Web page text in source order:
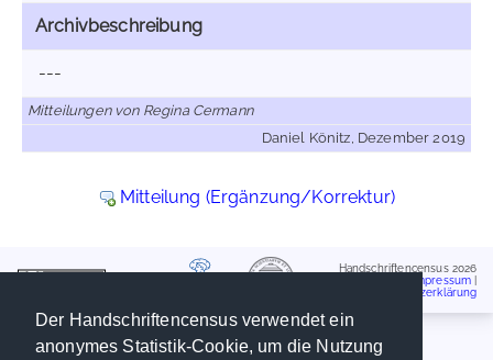
Der Handschriftencensus verwendet ein
anonymes Statistik-Cookie, um die Nutzung
Archivbeschreibung
---
Mitteilungen von Regina Cermann
Daniel Könitz, Dezember 2019
Mitteilung (Ergänzung/Korrektur)
Handschriftencensus 2026
Impressum
Datenschutzerklärung